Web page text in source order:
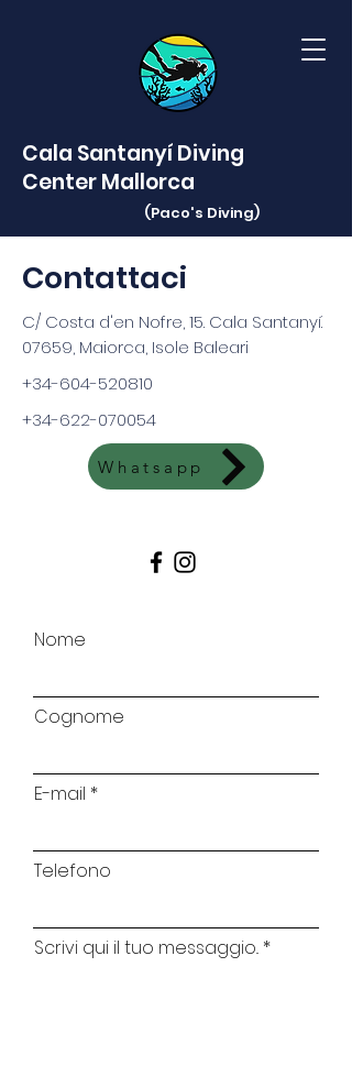
Cala Santanyí Diving
Center Mallorca
(Paco's Diving)
Contattaci
C/ Costa d'en Nofre, 15. Cala Santanyí.
07659, Maiorca, Isole Baleari
+34-604-520810
+34-622-070054
Whatsapp
Nome
Cognome
E-mail
Telefono
Scrivi qui il tuo messaggio..